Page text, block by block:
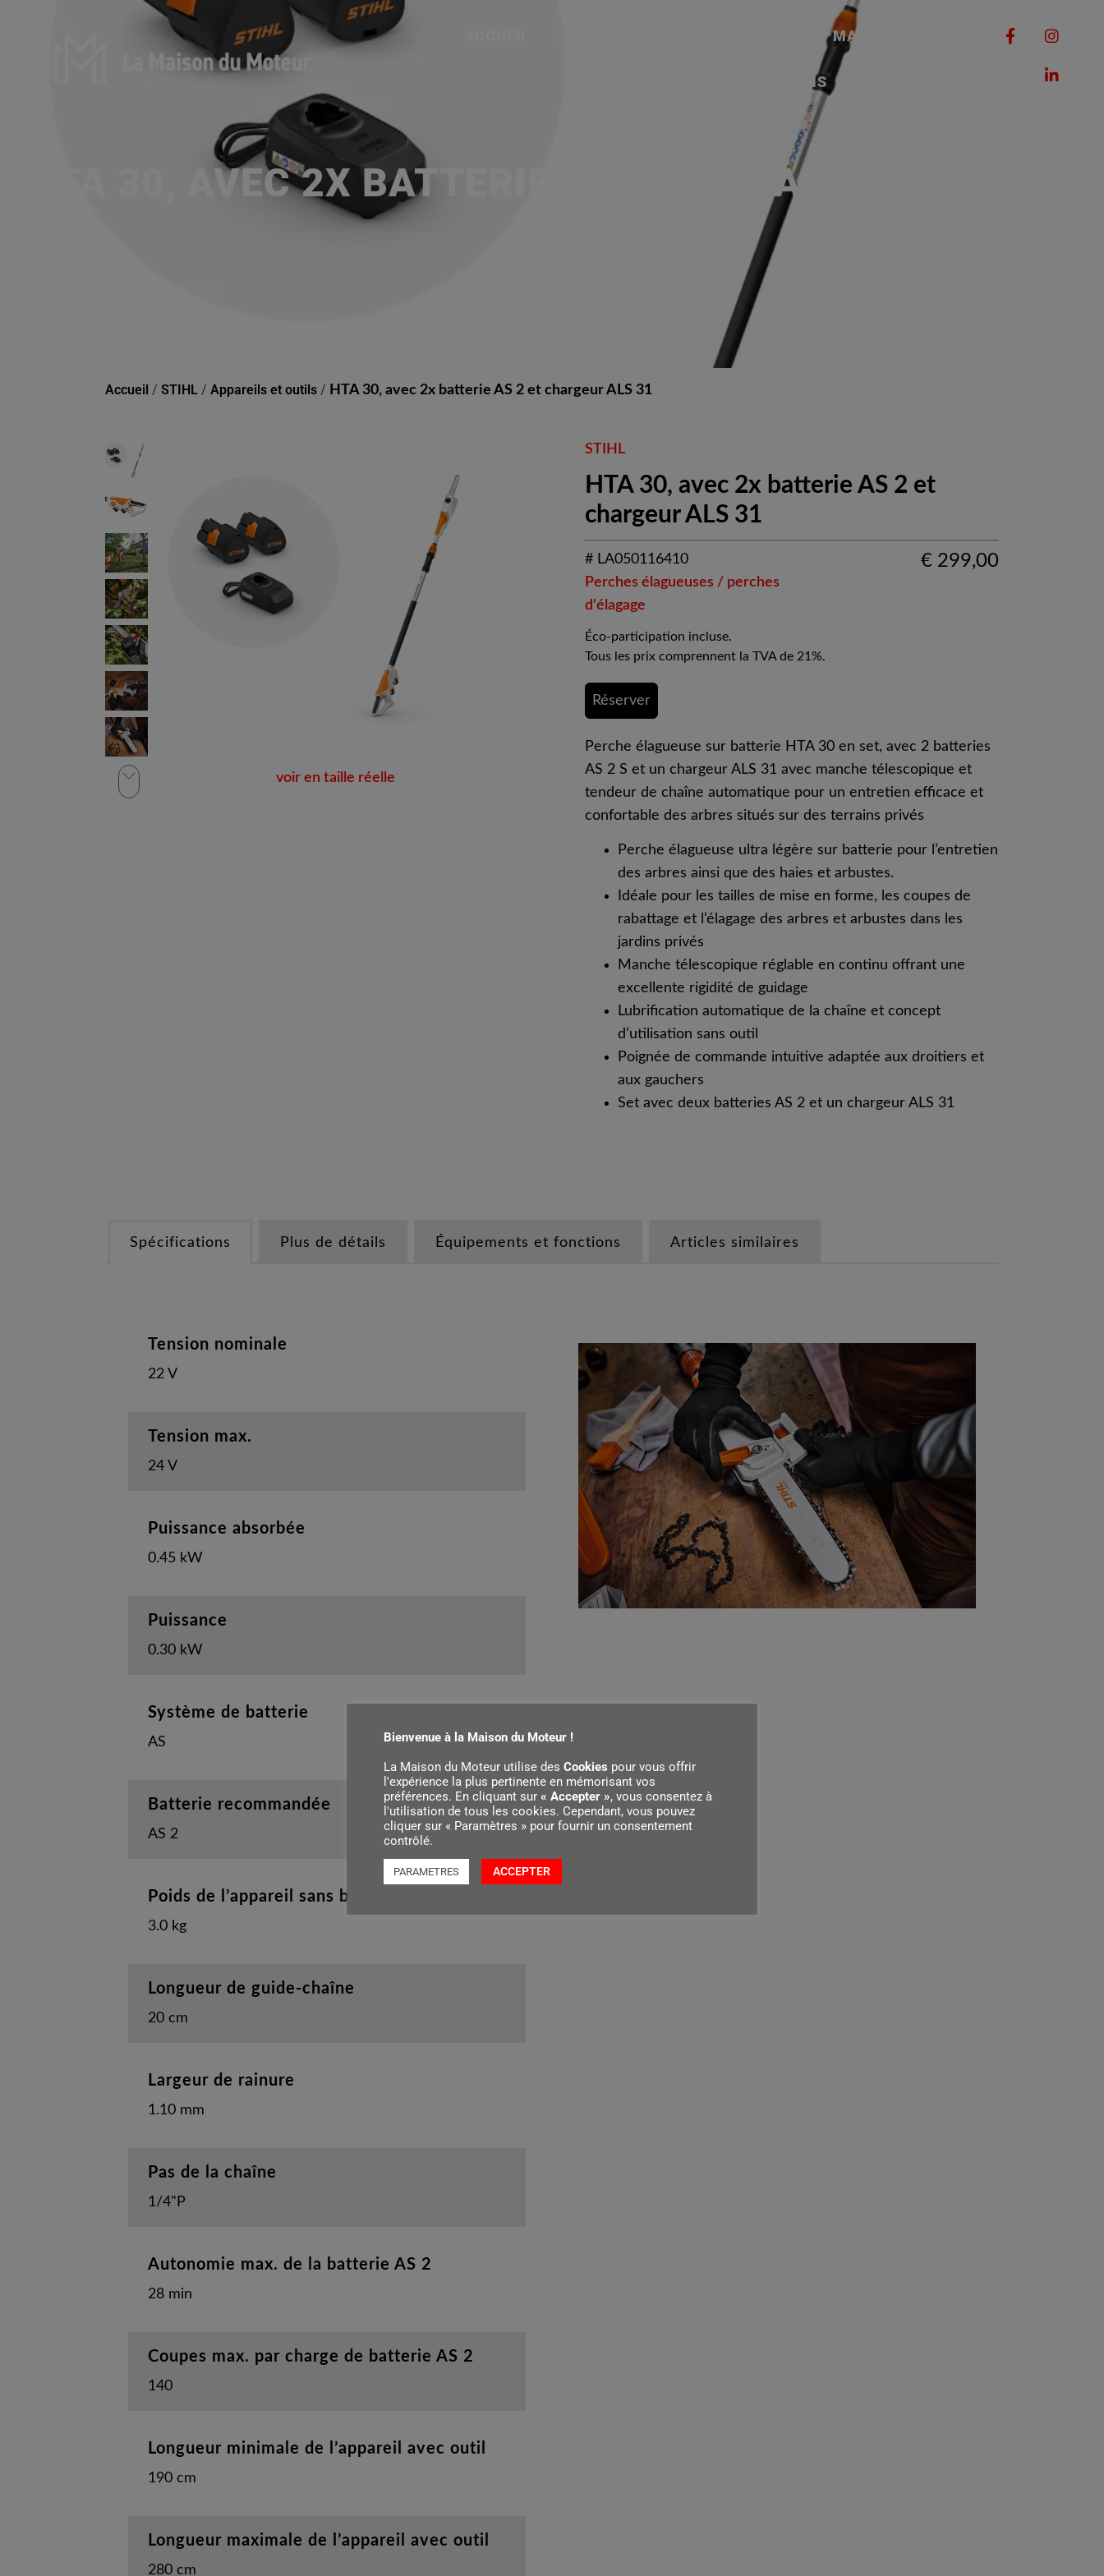
MACHINES
PROMOTIONS
HTA 30, AVEC 2X BATTERIE AS 2 ET CHARGEUR ALS 31
Accueil / STIHL / Appareils et outils / HTA 30, avec 2x batterie AS 2 et chargeur ALS 31
voir en taille réelle
STIHL
HTA 30, avec 2x batterie AS 2 et
chargeur ALS 31
# LA050116410
Perches élagueuses / perches
d'élagage
€ 299,00
Éco-participation incluse.
Tous les prix comprennent la TVA de 21%.
Réserver
Perche élagueuse sur batterie HTA 30 en set, avec 2 batteries
AS 2 S et un chargeur ALS 31 avec manche télescopique et
tendeur de chaîne automatique pour un entretien efficace et
confortable des arbres situés sur des terrains privés
Perche élagueuse ultra légère sur batterie pour l’entretien
des arbres ainsi que des haies et arbustes.
Idéale pour les tailles de mise en forme, les coupes de
rabattage et l’élagage des arbres et arbustes dans les
jardins privés
Manche télescopique réglable en continu offrant une
excellente rigidité de guidage
Lubrification automatique de la chaîne et concept
d’utilisation sans outil
Poignée de commande intuitive adaptée aux droitiers et
aux gauchers
Set avec deux batteries AS 2 et un chargeur ALS 31
Spécifications Plus de détails Équipements et fonctions Articles similaires
Tension nominale
22 V
Tension max.
24 V
Puissance absorbée
0.45 kW
Puissance
0.30 kW
Système de batterie
AS
Batterie recommandée
AS 2
Poids de l’appareil sans batterie
3.0 kg
Longueur de guide-chaîne
20 cm
Largeur de rainure
1.10 mm
Pas de la chaîne
1/4"P
Autonomie max. de la batterie AS 2
28 min
Coupes max. par charge de batterie AS 2
140
Longueur minimale de l’appareil avec outil
190 cm
Longueur maximale de l’appareil avec outil
280 cm
Bienvenue à la Maison du Moteur !
La Maison du Moteur utilise des Cookies pour vous offrir
l'expérience la plus pertinente en mémorisant vos
préférences. En cliquant sur « Accepter », vous consentez à
l'utilisation de tous les cookies. Cependant, vous pouvez
cliquer sur « Paramètres » pour fournir un consentement
contrôlé.
PARAMETRES ACCEPTER